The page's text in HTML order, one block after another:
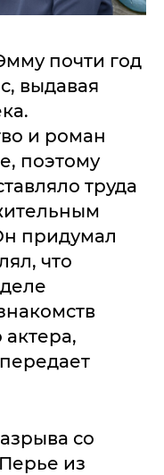
почти год
выдавая
и роман
поэтому
труда
придумал
что
со
из